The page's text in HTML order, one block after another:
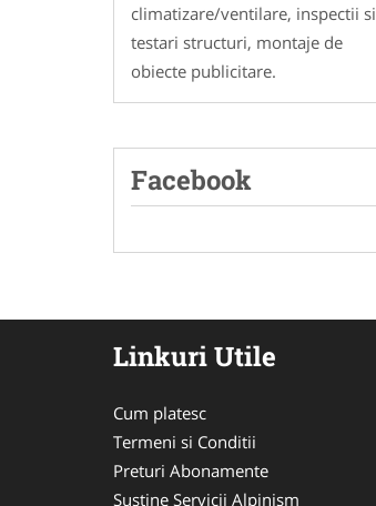
climatizare/ventilare, inspectii si
testari structuri, montaje de
obiecte publicitare.
Facebook
Linkuri Utile
Cum platesc
Termeni si Conditii
Preturi Abonamente
Sustine Servicii Alpinism